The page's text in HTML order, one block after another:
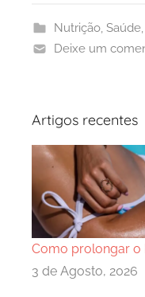
Nutrição, Saúde,
Deixe um
Artigos recentes
Como prolongar o
3 de Agosto, 2026